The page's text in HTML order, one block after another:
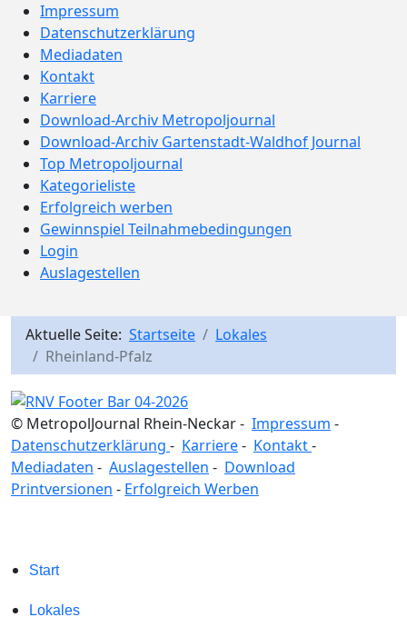
Impressum
Datenschutzerklärung
Mediadaten
Kontakt
Karriere
Download-Archiv Metropoljournal
Download-Archiv Gartenstadt-Waldhof Journal
Top Metropoljournal
Kategorieliste
Erfolgreich werben
Gewinnspiel Teilnahmebedingungen
Login
Auslagestellen
Aktuelle Seite: Startseite
Lokales
Rheinland-Pfalz
© MetropolJournal Rhein-Neckar - Impressum -
Datenschutzerklärung - Karriere- Kontakt-
Mediadaten - Auslagestellen - Download
Printversionen - Erfolgreich Werben
Start
Lokales